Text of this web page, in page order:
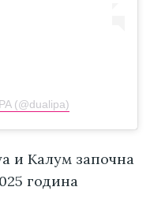
(@dualipa)
и Калум започна
година